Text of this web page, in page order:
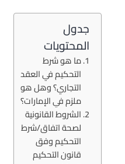
جدول
المحتويات
ما هو شرط
التحكيم في العقد
التجاري؟ وهل هو
ملزم في الإمارات؟
الشروط القانونية
لصحة اتفاق/شرط
التحكيم وفق
قانون التحكيم